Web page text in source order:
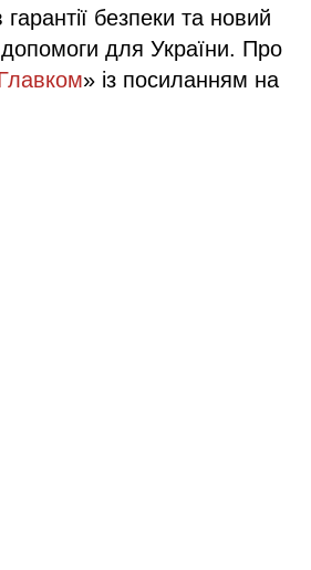
безпеки та новий
допомоги для України. Про
» із посиланням на